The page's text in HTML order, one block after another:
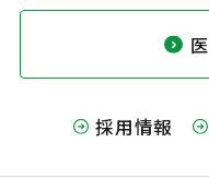
採用情報